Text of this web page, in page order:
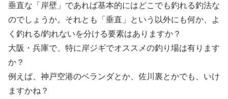
垂直な「岸壁」であれば基本的にはどこでも釣れる釣法な
のでしょうか。それとも「垂直」という以外にも何か、よ
く釣れる/釣れないを分ける要素はありますか？
大阪・兵庫で、特に岸ジギでオススメの釣り場は有ります
か？
例えば、神戸空港のベランダとか、佐川裏とかでも、いけ
ますかね？